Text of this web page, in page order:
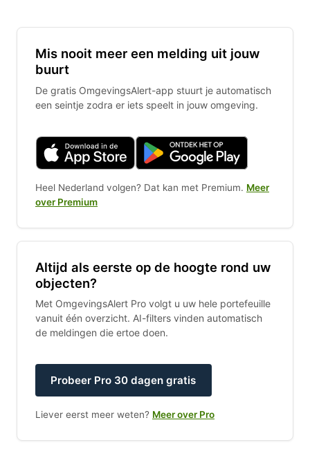
Mis nooit meer een melding uit jouw
buurt
De gratis OmgevingsAlert-app stuurt je automatisch
een seintje zodra er iets speelt in jouw omgeving.
Heel Nederland volgen? Dat kan met Premium. Meer
over Premium
Altijd als eerste op de hoogte rond uw
objecten?
Met OmgevingsAlert Pro volgt u uw hele portefeuille
vanuit één overzicht. AI-filters vinden automatisch
de meldingen die ertoe doen.
Probeer Pro 30 dagen gratis
Liever eerst meer weten? Meer over Pro